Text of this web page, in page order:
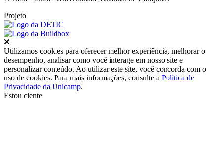
Projeto
Utilizamos cookies para oferecer melhor experiência, melhorar o
desempenho, analisar como você interage em nosso site e
personalizar conteúdo. Ao utilizar este site, você concorda com o
uso de cookies. Para mais informações, consulte a Política de
Privacidade da Unicamp.
Estou ciente